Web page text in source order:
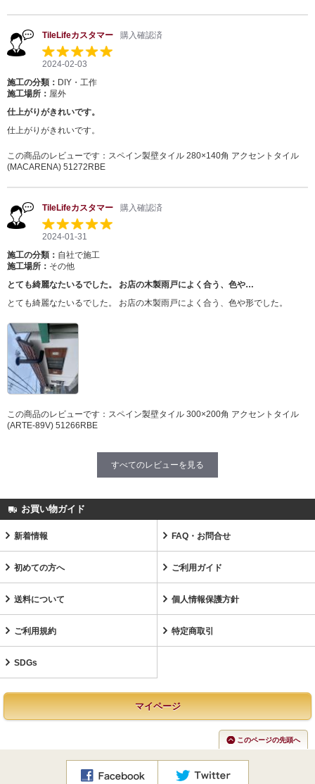
TileLifeカスタマー 購入確認済
2024-02-03
施工の分類： DIY・工作
施工場所： 屋外
仕上がりがきれいです。
仕上がりがきれいです。
この商品のレビューです： スペイン製壁タイル 280×140角 アクセントタイル
(MACARENA) 51272RBE
TileLifeカスタマー 購入確認済
2024-01-31
施工の分類： 自社で施工
施工場所： その他
とても綺麗なたいるでした。 お店の木製雨戸によく合う、色や…
とても綺麗なたいるでした。 お店の木製雨戸によく合う、色や形でした。
この商品のレビューです： スペイン製壁タイル 300×200角 アクセントタイル
(ARTE-89V) 51266RBE
すべてのレビューを見る
お買い物ガイド
新着情報 FAQ・お問合せ
初めての方へ ご利用ガイド
送料について 個人情報保護方針
ご利用規約 特定商取引
SDGs
マイページ
このページの先頭へ